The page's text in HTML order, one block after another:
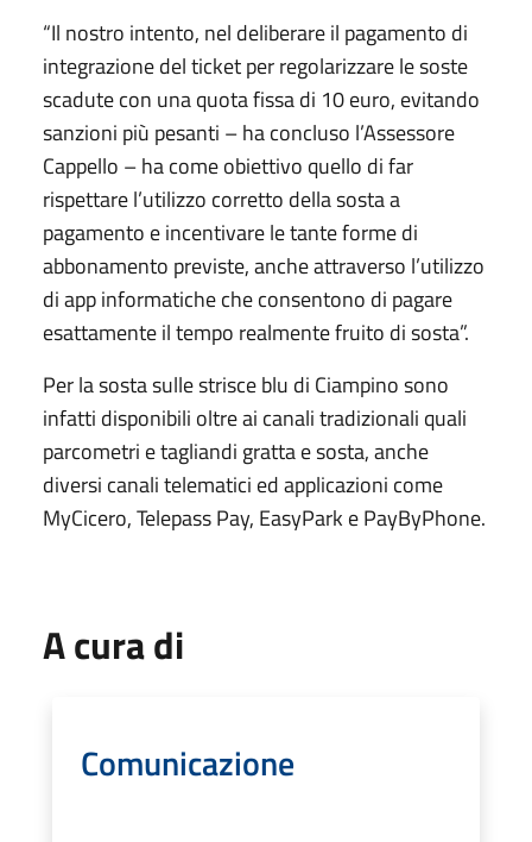
“Il nostro intento, nel deliberare il pagamento di
integrazione del ticket per regolarizzare le soste
scadute con una quota fissa di 10 euro, evitando
sanzioni più pesanti – ha concluso l’Assessore
Cappello – ha come obiettivo quello di far
rispettare l’utilizzo corretto della sosta a
pagamento e incentivare le tante forme di
abbonamento previste, anche attraverso l’utilizzo
di app informatiche che consentono di pagare
esattamente il tempo realmente fruito di sosta”.
Per la sosta sulle strisce blu di Ciampino sono
infatti disponibili oltre ai canali tradizionali quali
parcometri e tagliandi gratta e sosta, anche
diversi canali telematici ed applicazioni come
MyCicero, Telepass Pay, EasyPark e PayByPhone.
A cura di
Comunicazione